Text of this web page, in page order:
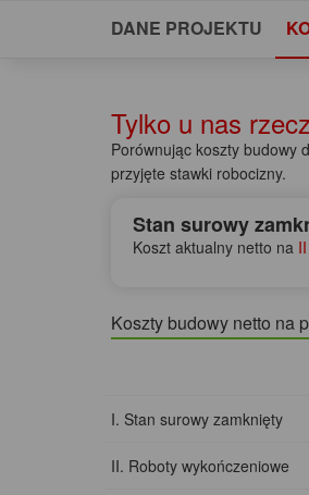
DANE PROJEKTU
Tylko u nas
Porównując koszty budowy
przyjęte stawki robocizny.
Stan surowy
Koszt aktualny netto na
Koszty budowy netto na
I. Stan surowy zamknięty
II. Roboty wykończeniowe